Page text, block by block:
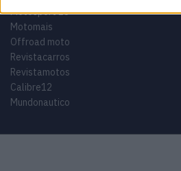
Motosport ES
Motomais
Offroad moto
Revistacarros
Revistamotos
Calibre12
Mundonautico